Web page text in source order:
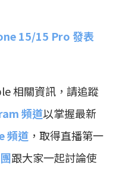
15/15 Pro 發表
相關資訊，請追蹤
頻道以掌握最新
頻道 ，取得直播第一
跟大家一起討論使